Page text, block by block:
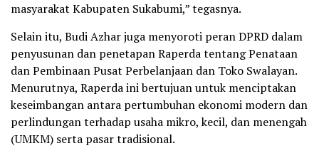
masyarakat Kabupaten Sukabumi,” tegasnya.
‎Selain itu, Budi Azhar juga menyoroti peran DPRD dalam
penyusunan dan penetapan Raperda tentang Penataan
dan Pembinaan Pusat Perbelanjaan dan Toko Swalayan.
Menurutnya, Raperda ini bertujuan untuk menciptakan
keseimbangan antara pertumbuhan ekonomi modern dan
perlindungan terhadap usaha mikro, kecil, dan menengah
(UMKM) serta pasar tradisional.